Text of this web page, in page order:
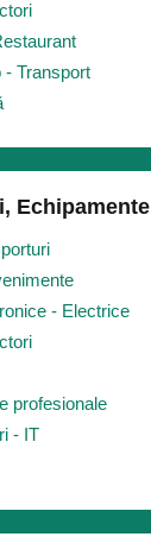
- Transport
Echipamente
- Electrice
profesionale
- IT